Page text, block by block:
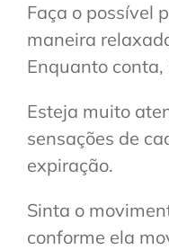
Faça o possível
maneira
Enquanto
Esteja muito
sensações de
expiração.
Sinta o
conforme ela